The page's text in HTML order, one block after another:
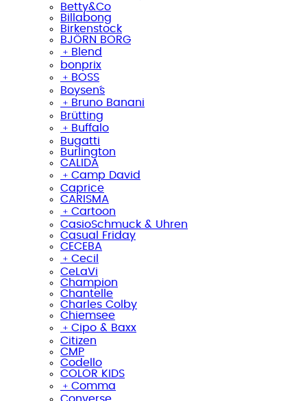
Betty&Co
Billabong
Birkenstock
BJÖRN BORG
﹢ Blend
bonprix
﹢ BOSS
Boysen´s
﹢ Bruno Banani
Brütting
﹢ Buffalo
Bugatti
Burlington
CALIDA
﹢ Camp David
Caprice
CARISMA
﹢ Cartoon
CasioSchmuck & Uhren
Casual Friday
CECEBA
﹢ Cecil
CeLaVi
Champion
Chantelle
Charles Colby
Chiemsee
﹢ Cipo & Baxx
Citizen
CMP
Codello
COLOR KIDS
﹢ Comma